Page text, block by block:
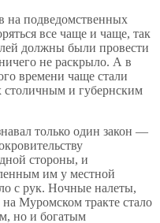
на подведомственных
все чаще и чаще, так
должны были провести
не раскрыло. А в
времени чаще стали
столичным и губернским
только один закон —
стороны, и
им у местной
с рук. Ночные налеты,
Муромском тракте стало
но и богатым